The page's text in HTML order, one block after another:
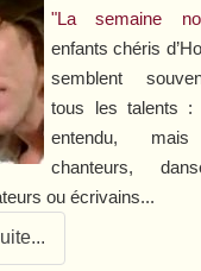
"La semaine
enfants chéris
semblent
tous les talents :
entendu, mais
chanteurs,
ou écrivains...